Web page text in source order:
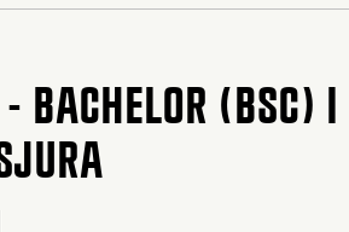
BACHELOR (BSC)